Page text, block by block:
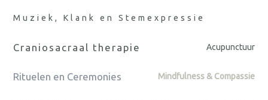
Muziek, Klank en Stemexpressie
Craniosacraal therapie Acupunctuur
Rituelen en Ceremonies Mindfulness & Compassie